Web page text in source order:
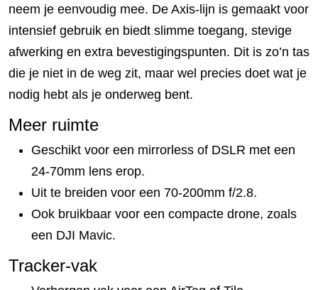
neem je eenvoudig mee. De Axis-lijn is gemaakt voor
intensief gebruik en biedt slimme toegang, stevige
afwerking en extra bevestigingspunten. Dit is zo’n tas
die je niet in de weg zit, maar wel precies doet wat je
nodig hebt als je onderweg bent.
Meer ruimte
Geschikt voor een mirrorless of DSLR met een
24-70mm lens erop.
Uit te breiden voor een 70-200mm f/2.8.
Ook bruikbaar voor een compacte drone, zoals
een DJI Mavic.
Tracker-vak